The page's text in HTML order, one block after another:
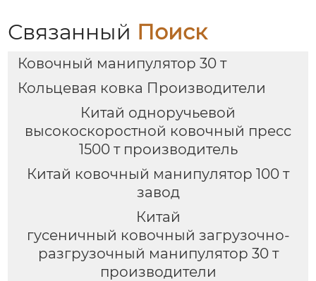
Связанный Поиск
Ковочный манипулятор 30 т
Кольцевая ковка Производители
Китай одноручьевой
высокоскоростной ковочный пресс
1500 т производитель
Китай ковочный манипулятор 100 т
завод
Китай
гусеничный ковочный загрузочно-
разгрузочный манипулятор 30 т
производители